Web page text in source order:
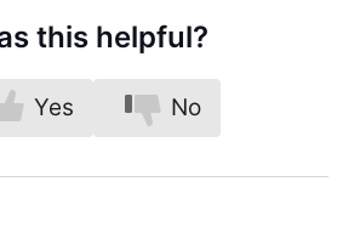
this helpful?
Yes No